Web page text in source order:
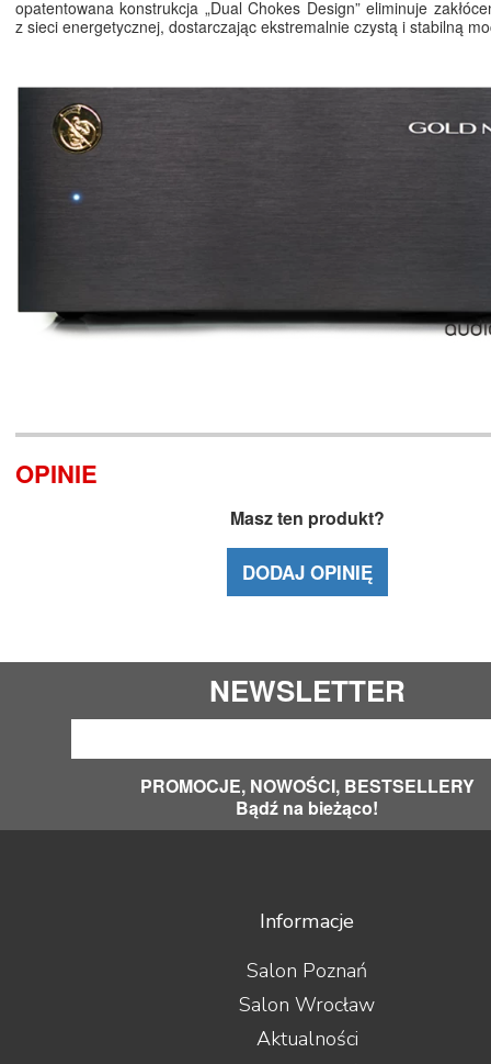
opatentowana konstrukcja „Dual Chokes Design” eliminuje
z sieci energetycznej, dostarczając ekstremalnie czystą i stabilną
OPINIE
Masz ten produkt?
DODAJ OPINIĘ
NEWSLETTER
PROMOCJE, NOWOŚCI, BESTSELLERY
Bądź na bieżąco!
Informacje
Salon Poznań
Salon Wrocław
Aktualności